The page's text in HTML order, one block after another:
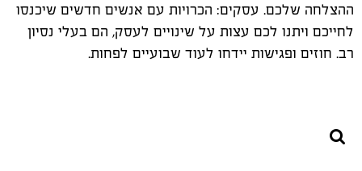
ההצלחה שלכם. עסקים: הכרויות עם אנשים חדשים שיכנסו
לחייכם ויתנו לכם עצות על שינויים לעסק, הם בעלי נסיון
רב. חוזים ופגישות יידחו לעוד שבועיים לפחות.